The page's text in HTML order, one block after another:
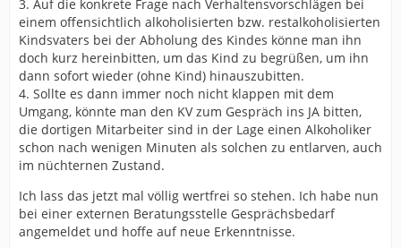
3. Auf die konkrete Frage nach Verhaltensvorschlägen bei
einem offensichtlich alkoholisierten bzw. restalkoholisierten
Kindsvaters bei der Abholung des Kindes könne man ihn
doch kurz hereinbitten, um das Kind zu begrüßen, um ihn
dann sofort wieder (ohne Kind) hinauszubitten.
4. Sollte es dann immer noch nicht klappen mit dem
Umgang, könnte man den KV zum Gespräch ins JA bitten,
die dortigen Mitarbeiter sind in der Lage einen Alkoholiker
schon nach wenigen Minuten als solchen zu entlarven, auch
im nüchternen Zustand.
Ich lass das jetzt mal völlig wertfrei so stehen. Ich habe nun
bei einer externen Beratungsstelle Gesprächsbedarf
angemeldet und hoffe auf neue Erkenntnisse.